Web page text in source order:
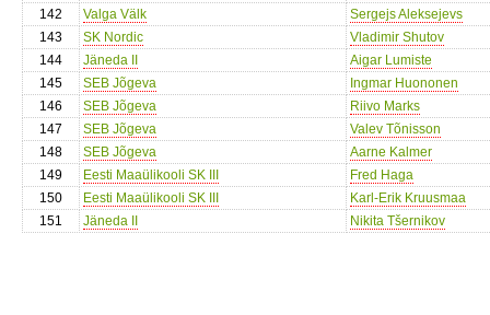
142
Valga Välk
Sergejs Aleksejevs
143
SK Nordic
Vladimir Shutov
144
Jäneda II
Aigar Lumiste
145
SEB Jõgeva
Ingmar Huononen
146
SEB Jõgeva
Riivo Marks
147
SEB Jõgeva
Valev Tõnisson
148
SEB Jõgeva
Aarne Kalmer
149
Eesti Maaülikooli SK III
Fred Haga
150
Eesti Maaülikooli SK III
Karl-Erik Kruusmaa
151
Jäneda II Nikita Tšernikov